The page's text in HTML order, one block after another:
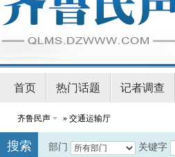
首页 热门话题 记者调查
齐鲁民声 » 交通运输厅
搜索 部门 关键字